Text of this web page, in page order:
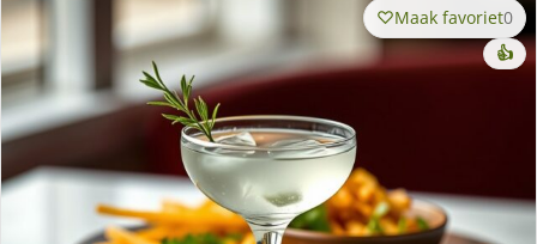
Maak favoriet0
👍